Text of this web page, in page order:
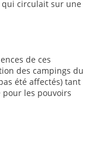
circulait sur une
de ces
des campings du
été affectés) tant
les pouvoirs